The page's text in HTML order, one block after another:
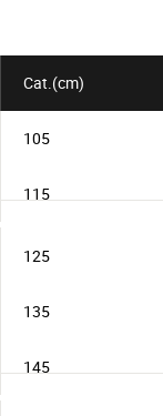
Cat.(cm)
105
115
125
135
145